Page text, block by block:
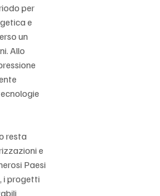
per
e
un
Allo
resta
e
Paesi
i progetti